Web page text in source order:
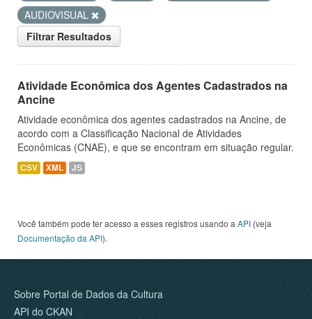
AUDIOVISUAL
Filtrar Resultados
Atividade Econômica dos Agentes Cadastrados na
Ancine
Atividade econômica dos agentes cadastrados na Ancine, de
acordo com a Classificação Nacional de Atividades
Econômicas (CNAE), e que se encontram em situação regular.
CSV XML JS
Você também pode ter acesso a esses registros usando a API (veja
Documentação da API).
Sobre Portal de Dados da Cultura
API do CKAN